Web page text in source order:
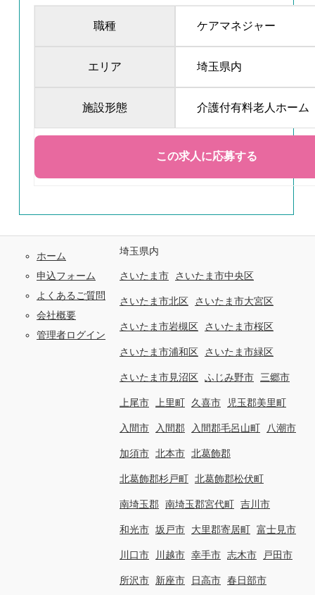
職種 ケアマネジャー
エリア 埼玉県内
施設形態 介護付有料老人ホーム
ホーム
申込フォーム
よくあるご質問
会社概要
管理者ログイン
埼玉県内
さいたま市 さいたま市中央区
さいたま市北区 さいたま市大宮区
さいたま市岩槻区 さいたま市桜区
さいたま市浦和区 さいたま市緑区
さいたま市見沼区 ふじみ野市 三郷市
上尾市 上里町 久喜市 児玉郡美里町
入間市 入間郡 入間郡毛呂山町 八潮市
加須市 北本市 北葛飾郡
北葛飾郡杉戸町 北葛飾郡松伏町
南埼玉郡 南埼玉郡宮代町 吉川市
和光市 坂戸市 大里郡寄居町 富士見市
川口市 川越市 幸手市 志木市 戸田市
所沢市 新座市 日高市 春日部市